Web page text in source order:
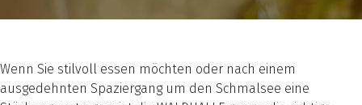
Wenn Sie stilvoll essen möchten oder nach einem
ausgedehnten Spaziergang um den Schmalsee eine